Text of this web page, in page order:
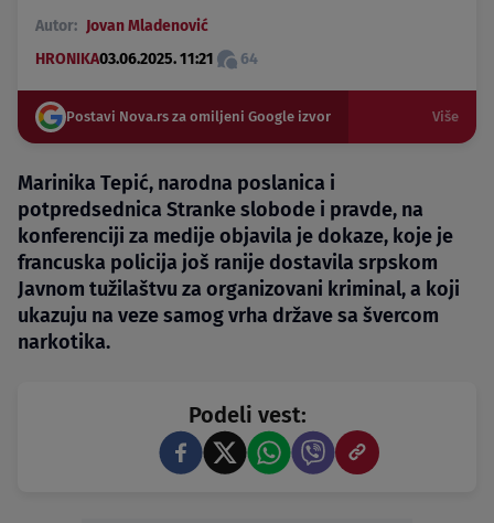
Autor: Jovan Mladenović
HRONIKA03.06.2025. 11:21 64
Postavi Nova.rs za omiljeni Google izvor Više
Marinika Tepić, narodna poslanica i
potpredsednica Stranke slobode i pravde, na
konferenciji za medije objavila je dokaze, koje je
francuska policija još ranije dostavila srpskom
Javnom tužilaštvu za organizovani kriminal, a koji
ukazuju na veze samog vrha države sa švercom
narkotika.
Podeli vest: